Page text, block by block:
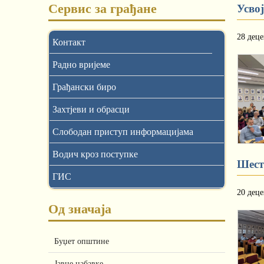
Сервис за грађане
Контакт
Радно вријеме
Грађански биро
Захтјеви и обрасци
Слободан приступ информацијама
Водич кроз поступке
ГИС
Од значаја
Буџет општине
28
20